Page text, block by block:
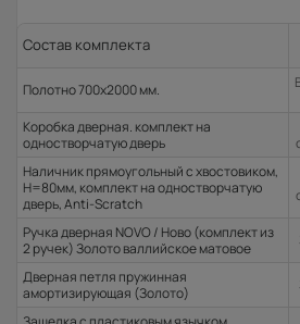
Состав комплекта
Полотно 700x2000 мм.
Коробка дверная. комплект на
одностворчатую дверь
Наличник прямоугольный с хвостовиком,
H=80мм, комплект на одностворчатую
дверь, Anti-Scratch
Ручка дверная NOVO / Ново (комплект из
2 ручек) Золото валлийское матовое
Дверная петля пружинная
амортизирующая (Золото)